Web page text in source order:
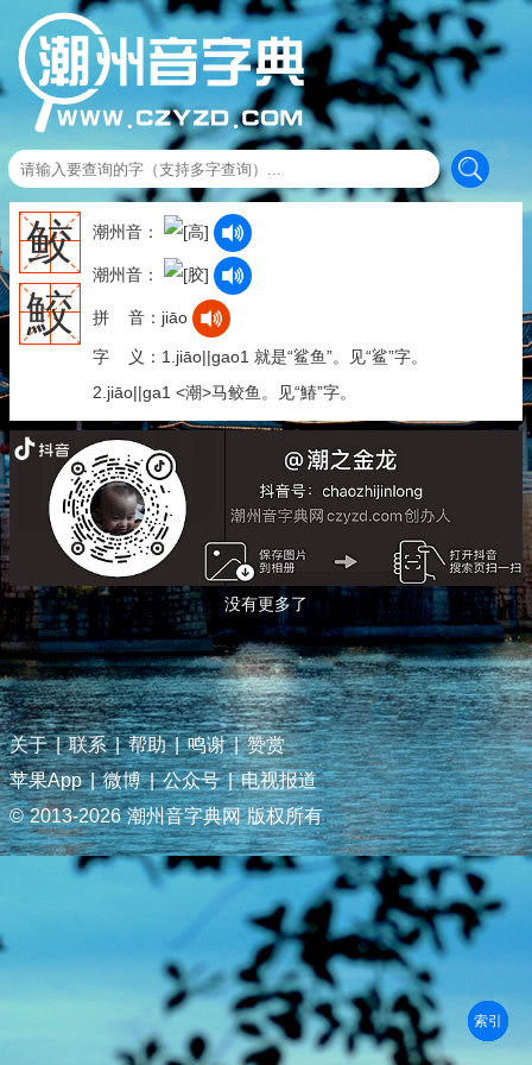
鲛
鮫
潮州音：
潮州音：
拼 音：jiāo
字 义：1.jiāo||gao1 就是“鲨鱼”。见“鲨”字。
2.jiāo||ga1 <潮>马鲛鱼。见“鰆”字。
没有更多了
关于 | 联系 | 帮助 | 鸣谢 | 赞赏
苹果App | 微博 | 公众号 | 电视报道
© 2013-2026 潮州音字典网 版权所有
部首
笔划
拼音
潮拼